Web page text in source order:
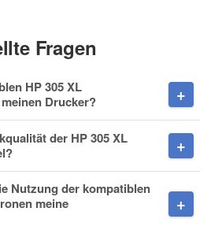
das erste Mal bestellt und bin sehr
Fragen
HP 305 XL
Drucker?
der HP 305 XL
Nutzung der kompatiblen
meine